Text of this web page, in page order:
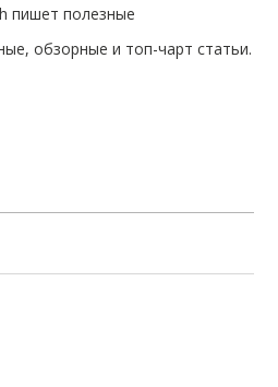
пишет полезные
обзорные и топ-чарт статьи.